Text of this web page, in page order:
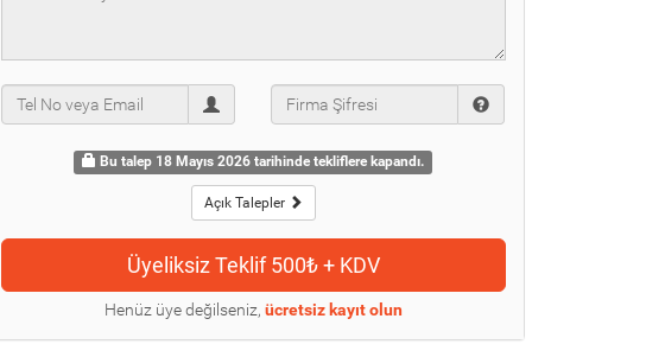
Bu talep 18 Mayıs 2026 tarihinde tekliflere kapandı.
Açık Talepler
Henüz üye değilseniz, ücretsiz kayıt olun